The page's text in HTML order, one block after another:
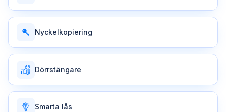
Nyckelkopiering
Dörrstängare
Smarta lås